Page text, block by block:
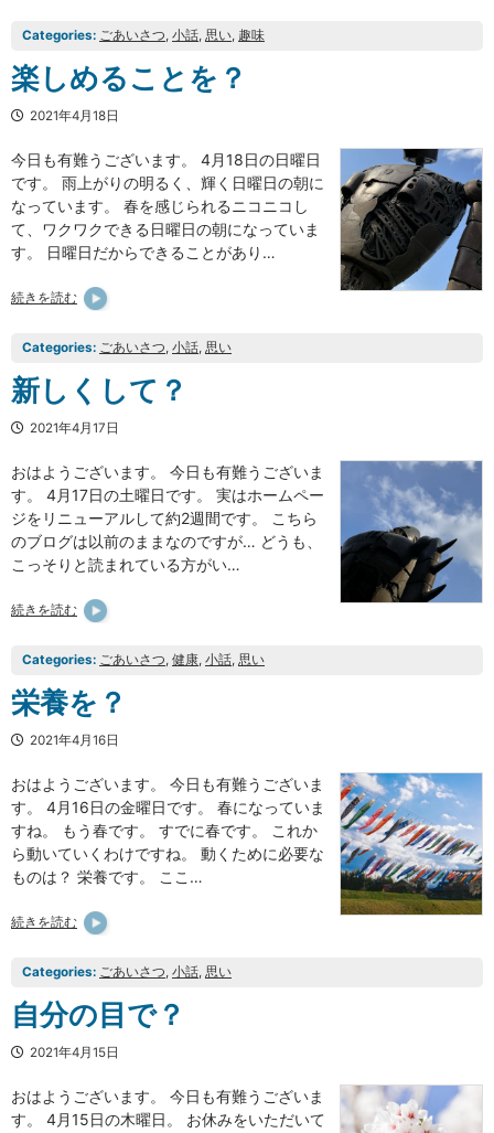
Categories: ごあいさつ, 小話, 思い, 趣味
楽しめることを？
2021年4月18日
今日も有難うございます。 4月18日の日曜日
です。 雨上がりの明るく、輝く日曜日の朝に
なっています。 春を感じられるニコニコし
て、ワクワクできる日曜日の朝になっていま
す。 日曜日だからできることがあり…
続きを読む
Categories: ごあいさつ, 小話, 思い
新しくして？
2021年4月17日
おはようございます。 今日も有難うございま
す。 4月17日の土曜日です。 実はホームペー
ジをリニューアルして約2週間です。 こちら
のブログは以前のままなのですが… どうも、
こっそりと読まれている方がい…
続きを読む
Categories: ごあいさつ, 健康, 小話, 思い
栄養を？
2021年4月16日
おはようございます。 今日も有難うございま
す。 4月16日の金曜日です。 春になっていま
すね。 もう春です。 すでに春です。 これか
ら動いていくわけですね。 動くために必要な
ものは？ 栄養です。 ここ…
続きを読む
Categories: ごあいさつ, 小話, 思い
自分の目で？
2021年4月15日
おはようございます。 今日も有難うございま
す。 4月15日の木曜日。 お休みをいただいて